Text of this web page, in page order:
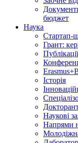
бюджет
Наука
Стартап-
Грант:
Історія
Наукові
Напрями